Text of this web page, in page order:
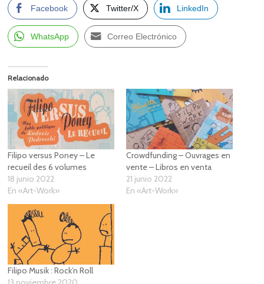
Facebook Twitter/X LinkedIn
WhatsApp Correo Electrónico
Relacionado
Filipo versus Poney – Le
recueil des 6 volumes
18 junio 2022
En «Art-Work»
Crowdfunding – Ouvrages en
vente – Libros en venta
21 junio 2022
En «Art-Work»
Filipo Musik : Rock’n Roll